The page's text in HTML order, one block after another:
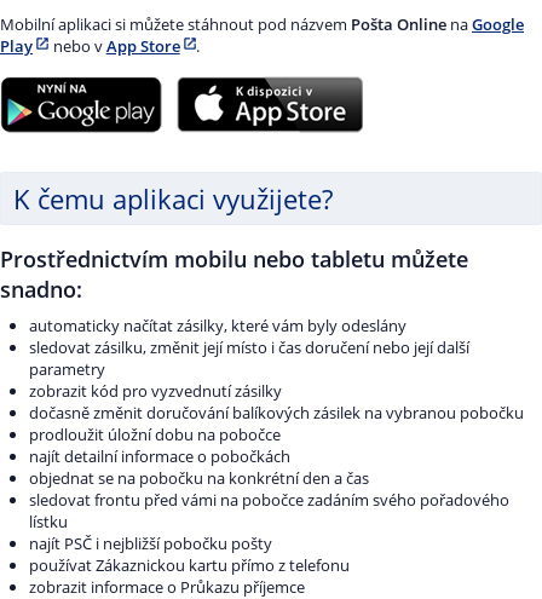
Mobilní aplikaci si můžete stáhnout pod názvem Pošta Online naGoogle
Play
nebo vApp Store .
K čemu aplikaci využijete?
Prostřednictvím mobilu nebo tabletu můžete
snadno:
automaticky načítat zásilky, které vám byly odeslány
sledovat zásilku, změnit její místo i čas doručení nebo její další
parametry
zobrazit kód pro vyzvednutí zásilky
dočasně změnit doručování balíkových zásilek na vybranou pobočku
prodloužit úložní dobu na pobočce
najít detailní informace o pobočkách
objednat se na pobočku na konkrétní den a čas
sledovat frontu před vámi na pobočce zadáním svého pořadového
lístku
najít PSČ i nejbližší pobočku pošty
používat Zákaznickou kartu přímo z telefonu
zobrazit informace o Průkazu příjemce